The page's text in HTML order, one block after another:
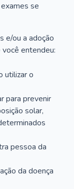
se
e/ou a adoção
entendeu:
utilizar o
para prevenir
solar,
pessoa da
da doença